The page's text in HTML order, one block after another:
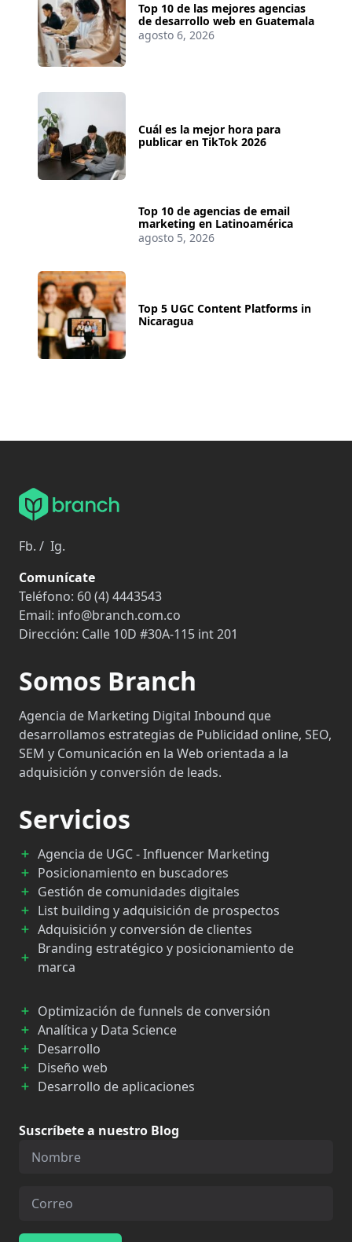
Top 10 de las mejores agencias
de desarrollo web en Guatemala
agosto 6, 2026
Cuál es la mejor hora para
publicar en TikTok 2026
Top 10 de agencias de email
marketing en Latinoamérica
agosto 5, 2026
Top 5 UGC Content Platforms in
Nicaragua
Fb. / Ig.
Comunícate
Teléfono: 60 (4) 4443543
Email: info@branch.com.co
Dirección: Calle 10D #30A-115 int 201
Somos Branch
Agencia de Marketing Digital Inbound que
desarrollamos estrategias de Publicidad online, SEO,
SEM y Comunicación en la Web orientada a la
adquisición y conversión de leads.
Servicios
Agencia de UGC - Influencer Marketing
Posicionamiento en buscadores
Gestión de comunidades digitales
List building y adquisición de prospectos
Adquisición y conversión de clientes
Branding estratégico y posicionamiento de
marca
Optimización de funnels de conversión
Analítica y Data Science
Desarrollo
Diseño web
Desarrollo de aplicaciones
Suscríbete a nuestro Blog